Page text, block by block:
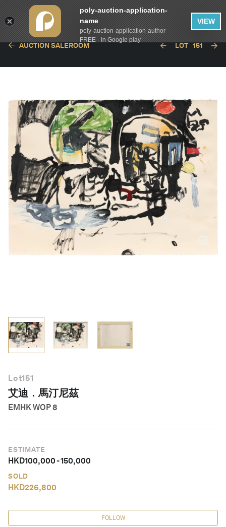
AUCTION SALEROOM LOT 151
Lot151
艾迪．馬汀尼茲
EMHK WOP 8
ESTIMATE
HKD100,000-150,000
SOLD
HKD226,800
FOLLOW
poly-auction-application-
name
poly-auction-application-author
FREE - In Google play
VIEW